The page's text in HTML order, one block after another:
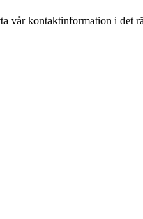
vår kontaktinformation i det